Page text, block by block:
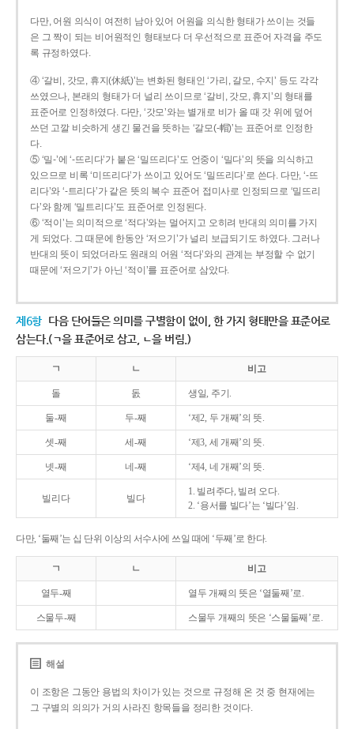
다만, 어원 의식이 여전히 남아 있어 어원을 의식한 형태가 쓰이는 것들
은 그 짝이 되는 비어원적인 형태보다 더 우선적으로 표준어 자격을 주도
록 규정하였다.
④ ‘갈비, 갓모, 휴지(休紙)’는 변화된 형태인 ‘가리, 갈모, 수지’ 등도 각각
쓰였으나, 본래의 형태가 더 널리 쓰이므로 ‘갈비, 갓모, 휴지’의 형태를
표준어로 인정하였다. 다만, ‘갓모’와는 별개로 비가 올 때 갓 위에 덮어
쓰던 고깔 비슷하게 생긴 물건을 뜻하는 ‘갈모(-帽)’는 표준어로 인정한
다.
⑤ ‘밀-’에 ‘-뜨리다’가 붙은 ‘밀뜨리다’도 언중이 ‘밀다’의 뜻을 의식하고
있으므로 비록 ‘미뜨리다’가 쓰이고 있어도 ‘밀뜨리다’로 쓴다. 다만, ‘-뜨
리다’와 ‘-트리다’가 같은 뜻의 복수 표준어 접미사로 인정되므로 ‘밀뜨리
다’와 함께 ‘밀트리다’도 표준어로 인정된다.
⑥ ‘적이’는 의미적으로 ‘적다’와는 멀어지고 오히려 반대의 의미를 가지
게 되었다. 그 때문에 한동안 ‘저으기’가 널리 보급되기도 하였다. 그러나
반대의 뜻이 되었더라도 원래의 어원 ‘적다’와의 관계는 부정할 수 없기
때문에 ‘저으기’가 아닌 ‘적이’를 표준어로 삼았다.
제6항 다음 단어들은 의미를 구별함이 없이, 한 가지 형태만을 표준어로
삼는다.(ㄱ을 표준어로 삼고, ㄴ을 버림.)
ㄱ ㄴ 비고
돌 돐 생일, 주기.
둘-째 두-째 ‘제2, 두 개째’의 뜻.
셋-째 세-째 ‘제3, 세 개째’의 뜻.
넷-째 네-째 ‘제4, 네 개째’의 뜻.
빌리다 빌다
1. 빌려주다, 빌려 오다.
2. ‘용서를 빌다’는 ‘빌다’임.
다만, ‘둘째’는 십 단위 이상의 서수사에 쓰일 때에 ‘두째’로 한다.
ㄱ ㄴ 비고
열두-째 열두 개째의 뜻은 ‘열둘째’로.
스물두-째 스물두 개째의 뜻은 ‘스물둘째’로.
해설
이 조항은 그동안 용법의 차이가 있는 것으로 규정해 온 것 중 현재에는
그 구별의 의의가 거의 사라진 항목들을 정리한 것이다.